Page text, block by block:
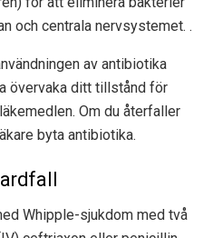
och centrala nervsystemet. .
av antibiotika
övervaka ditt tillstånd för
Om du återfaller
byta antibiotika.
Whipple-sjukdom med två